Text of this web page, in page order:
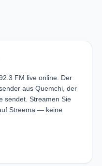
FM live online. Der
aus Quemchi, der
sendet. Streamen Sie
Streema — keine